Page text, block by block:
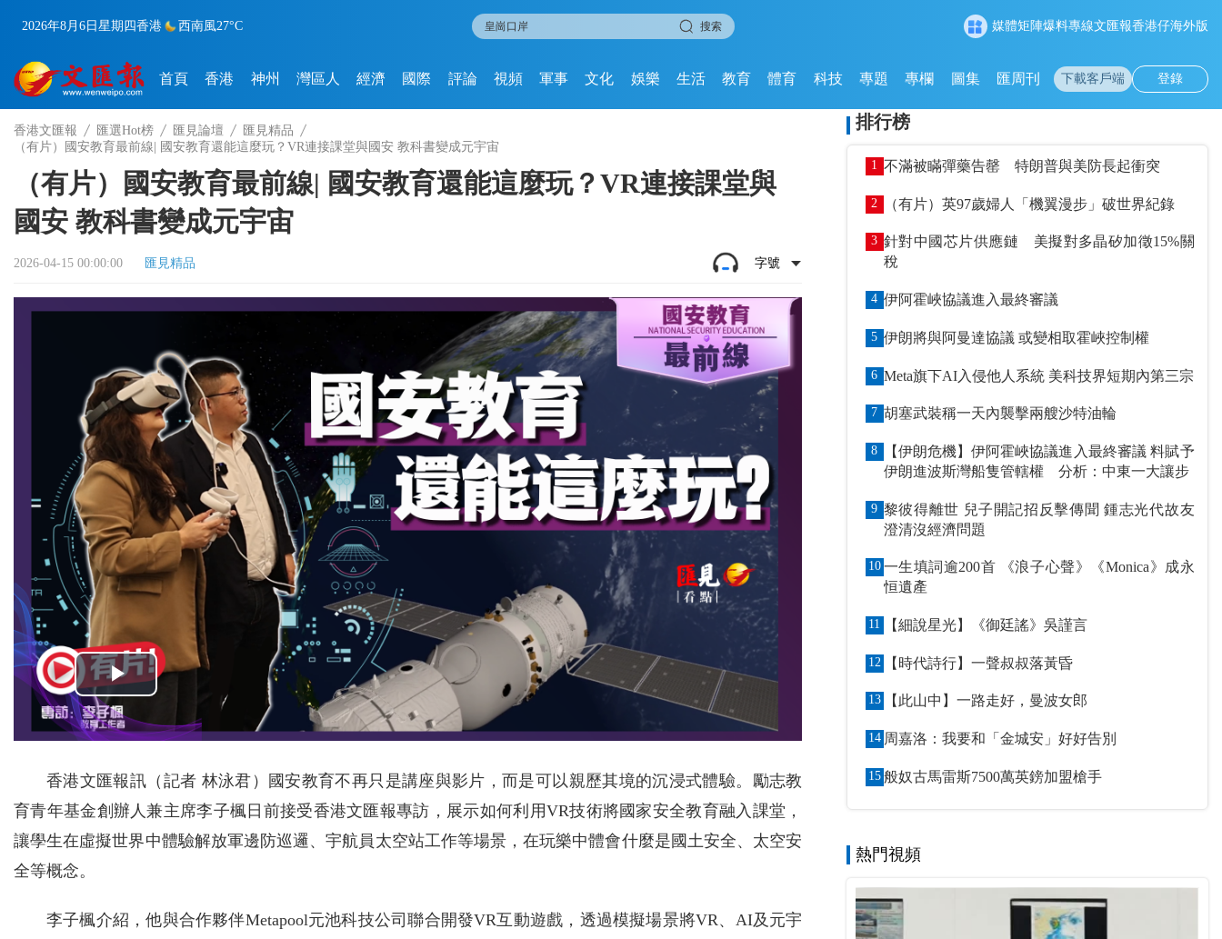
2026年8月6日 星期四香港 西南風27°C 搜索 媒體矩陣爆料專線文匯報香港仔海外版
首頁 香港 神州 灣區人 經濟 國際 評論 視頻 軍事 文化 娛樂 生活 教育 體育 科技 專題 專欄 圖集 匯周刊 下載客戶端 登錄
香港文匯報 匯選Hot榜 匯見論壇
匯見精品
（有片）國安教育最前線| 國安教育還能這麼玩？VR連接課堂與國安 教科書變成元宇宙
（有片）國安教育最前線| 國安教育還能這麼玩？VR連接課堂與
國安 教科書變成元宇宙
2026-04-15 00:00:00 匯見精品 字號
香港文匯報訊（記者 林泳君）國安教育不再只是講座與影片，而是可以親歷其境的沉浸式體驗。勵志教
育青年基金創辦人兼主席李子楓日前接受香港文匯報專訪，展示如何利用VR技術將國家安全教育融入課堂，
讓學生在虛擬世界中體驗解放軍邊防巡邏、宇航員太空站工作等場景，在玩樂中體會什麼是國土安全、太空安
全等概念。
李子楓介紹，他與合作夥伴Metapool元池科技公司聯合開發VR互動遊戲，透過模擬場景將VR、AI及元宇
排行榜
1 不滿被瞞彈藥告罄 特朗普與美防長起衝突
2 （有片）英97歲婦人「機翼漫步」破世界紀錄
3 針對中國芯片供應鏈 美擬對多晶矽加徵15%關
稅
4 伊阿霍峽協議進入最終審議
5 伊朗將與阿曼達協議 或變相取霍峽控制權
6 Meta旗下AI入侵他人系統 美科技界短期內第三宗
7 胡塞武裝稱一天內襲擊兩艘沙特油輪
8
【伊朗危機】伊阿霍峽協議進入最終審議 料賦予
伊朗進波斯灣船隻管轄權 分析：中東一大讓步
9 黎彼得離世 兒子開記招反擊傳聞 鍾志光代故友
澄清沒經濟問題
10 一生填詞逾200首 《浪子心聲》《Monica》成永
恒遺產
11 【細說星光】《御廷謠》吳謹言
12 【時代詩行】一聲叔叔落黃昏
13 【此山中】一路走好，曼波女郎
14 周嘉洛：我要和「金城安」好好告別
15 般奴古馬雷斯7500萬英鎊加盟槍手
熱門視頻